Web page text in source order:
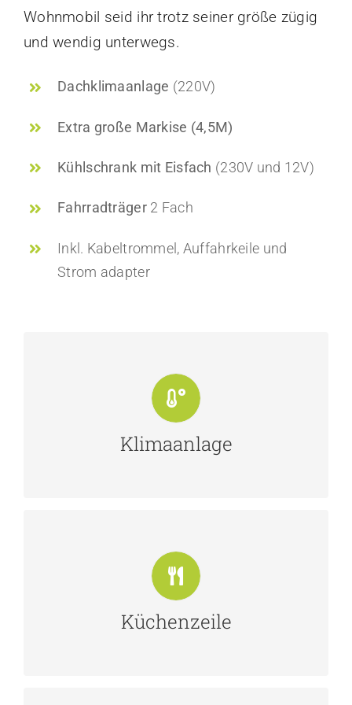
Wohnmobil seid ihr trotz seiner größe zügig
und wendig unterwegs.
Dachklimaanlage (220V)
Extra große Markise (4,5M)
Kühlschrank mit Eisfach (230V und 12V)
Fahrradträger2 Fach
Inkl. Kabeltrommel, Auffahrkeile und
Strom adapter
Klimaanlage
Klimaanlage
Dieses Fahrzeug verfügt über eine
Klimaanlage im Fahrerhaus.
Küchenzeile
Küchenzeile
Mit Induktionskochfeld und fest
verbauten Kühlschrank.